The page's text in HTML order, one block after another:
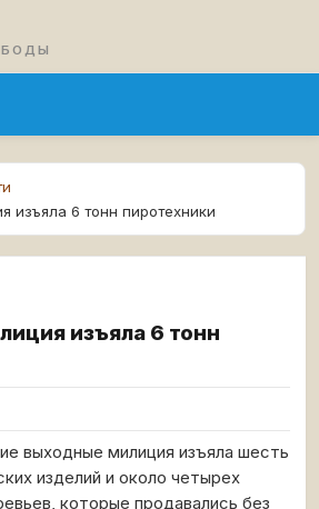
изъяла 6 тонн пиротехники
изъяла 6 тонн
выходные милиция изъяла шесть
изделий и около четырех
которые продавались без